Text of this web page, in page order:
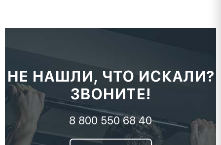
НЕ НАШЛИ, ЧТО ИСКАЛИ?
ЗВОНИТЕ!
8 800 550 68 40